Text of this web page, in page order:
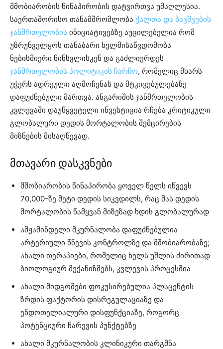
მშობიარობის წინაპირობის დატვირთვა უმაღლესია.
საერთაშორისო თანამშრომლობა ქალთა და ბავშვების
ჯანმრთელობის ინიციატივებზე აუცილებელია რომ
უზრუნველყოს თანაბარი ხელმისაწვდომობა
ნებისმიერი წინსვლისკენ და გაძლიერდეს
ჯანმრთელობის პოლიტიკის ჩარჩო, რომელიც მხარს
უჭერს ადრეული აღმოჩენას და მტკიცებულებაზე
დაფუძნებული მართვა. ანგარიშის ჯანმრთელობის
კვლევაში დაუწყვეტელი ინვესტიცია რჩება კრიტიკული
გლობალური დედის მორტალობის შემცირების
მიზნების მისაღწევად.
მთავარი დასკვნები
მშობიარობის წინაპირობა ყოველ წელს იწვევს
70,000-ზე მეტი დედის სიკვდილს, რაც მას დედის
მორტალობის წამყვან მიზეზად ხდის გლობალურად
ამჟამინდელი მკურნალობა დაფუძნებულია
არტერიული წნევის კონტროლზე და მშობიარობაზე;
ახალი თერაპიები, რომელიც ხელს უშლის ძირითად
ბიოლოგიურ მექანიზმებს, კვლევის პროცესშია
ახალი მიდგომები ფოკუსირებულია პლაცენტის
ზრდის ფაქტორის დისრეგულაციაზე და
ენდოთელიალური დისფუნქციაზე, როგორც
პოტენციური ჩარევის პუნქტებზე
ახალი მკურნალობის კლინიკური თარგმნა